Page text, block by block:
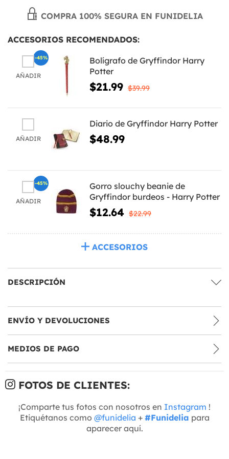
COMPRA 100% SEGURA EN FUNIDELIA
ACCESORIOS RECOMENDADOS:
AÑADIR
Bolígrafo de Gryffindor Harry
Potter
$21.99 $39.99
-45%
AÑADIR
Diario de Gryffindor Harry Potter
$48.99
AÑADIR
Gorro slouchy beanie de
Gryffindor burdeos - Harry Potter
$12.64 $22.99
-45%
ACCESORIOS
DESCRIPCIÓN
ENVÍO Y DEVOLUCIONES
MEDIOS DE PAGO
FOTOS DE CLIENTES:
¡Comparte tus fotos con nosotros en Instagram !
Etiquétanos como @funidelia + #Funidelia para
aparecer aquí.